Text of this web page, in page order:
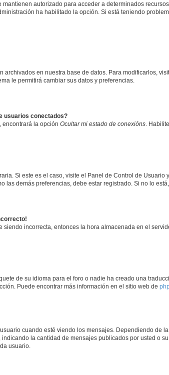
autorizado para acceder a determinados
ha habilitado la opción. Si está teniendo
en nuestra base de datos. Para modificarlos,
le permitirá cambiar sus datos y preferencias.
usuarios conectados?
encontrará la opción Ocultar mi estado de conexións.
Si este es el caso, visite el Panel de Control de
las demás preferencias, debe estar registrado. Si no lo
incorrecta, entonces la hora almacenada en el
de su idioma para el foro o nadie ha creado una
Puede encontrar más información en el sitio web de
cuando esté viendo los mensajes. Dependiendo de
la cantidad de mensajes publicados por usted o
usuario.